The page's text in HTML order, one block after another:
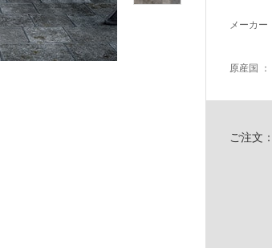
メーカー
原産国
ご注文：